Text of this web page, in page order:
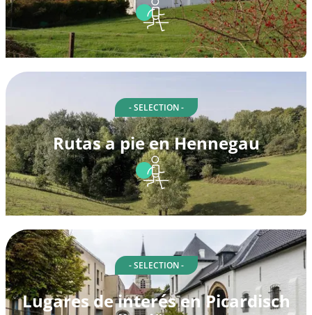
- SELECTION -
Rutas a pie en Hennegau
- SELECTION -
Lugares de interés en Picardisch